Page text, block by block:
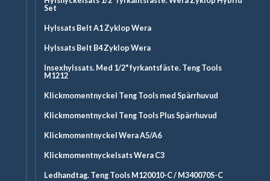
Set
Hylssats Belt A1 Zyklop Wera
Hylssats Belt B4 Zyklop Wera
Insexhylssats. Med 1/2" fyrkantsfäste. Teng Tools
M1212
Klickmomentnyckel Teng Tools med Spärrhuvud
Klickmomentnyckel Teng Tools Plus Spärrhuvud
Klickmomentnyckel Wera A5/A6
Klickmomentnyckelsats Wera C3
Ledhandtag. Teng Tools M120010-C / M340070S-C